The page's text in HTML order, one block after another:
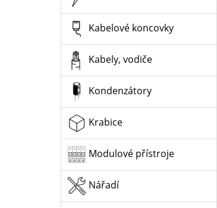
Kabelové koncovky
Kabely, vodiče
Kondenzátory
Krabice
Modulové přístroje
Nářadí